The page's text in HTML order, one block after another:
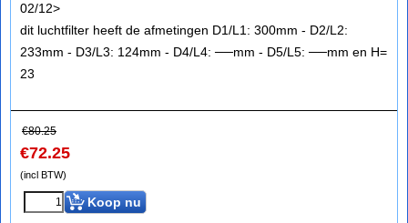
02/12>
dit luchtfilter heeft de afmetingen D1/L1: 300mm - D2/L2:
233mm - D3/L3: 124mm - D4/L4: ──mm - D5/L5: ──mm en H=
23
€80.25
€72.25
(incl BTW)
Koop nu